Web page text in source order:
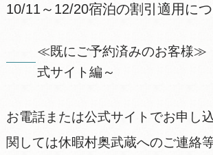
10/11～12/20宿泊の割引適用に
≪既にご予約済みのお客様
式サイト編～
お電話または公式サイトでお申し
関しては休暇村奥武蔵へのご連絡